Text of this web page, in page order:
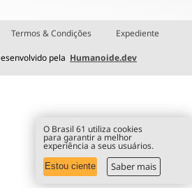
Termos & Condições Expediente
pela Humanoide.dev
O Brasil 61 utiliza cookies
para garantir a melhor
experiência a seus usuários.
Estou ciente Saber mais